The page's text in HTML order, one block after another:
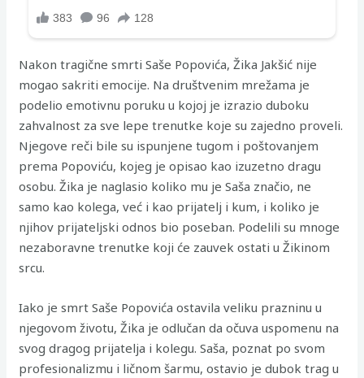
Nakon tragične smrti Saše Popovića, Žika Jakšić nije
mogao sakriti emocije. Na društvenim mrežama je
podelio emotivnu poruku u kojoj je izrazio duboku
zahvalnost za sve lepe trenutke koje su zajedno proveli.
Njegove reči bile su ispunjene tugom i poštovanjem
prema Popoviću, kojeg je opisao kao izuzetno dragu
osobu. Žika je naglasio koliko mu je Saša značio, ne
samo kao kolega, već i kao prijatelj i kum, i koliko je
njihov prijateljski odnos bio poseban. Podelili su mnoge
nezaboravne trenutke koji će zauvek ostati u Žikinom
srcu.
Iako je smrt Saše Popovića ostavila veliku prazninu u
njegovom životu, Žika je odlučan da očuva uspomenu na
svog dragog prijatelja i kolegu. Saša, poznat po svom
profesionalizmu i ličnom šarmu, ostavio je dubok trag u